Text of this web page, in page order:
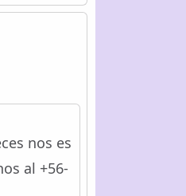
nos es
al +56-